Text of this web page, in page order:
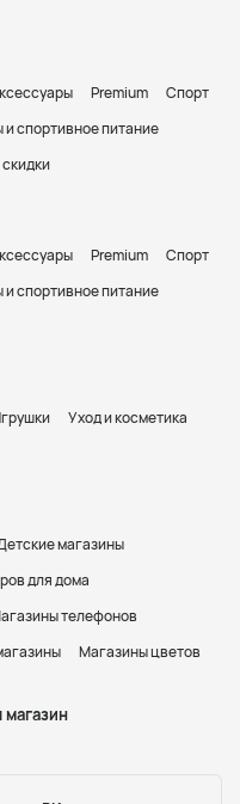
Premium
Спорт
и спортивное питание
Premium
Спорт
и спортивное питание
Уход и косметика
магазины
для дома
телефонов
Магазины цветов